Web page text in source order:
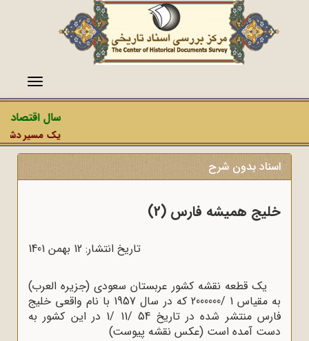
منو
سال اقتصاد
یک مسیر
اسناد بدون شرح
خلیج همیشه فارس (2)
تاریخ انتشار: 12 بهمن 1401
یک قطعه نقشه کشور عربستان سعودی (جزیره العرب)
به مقیاس 1 /2000000 که در سال 1957 با نام واقعی خلیج
فارس منتشر شده در تاریخ 54 /11 /1 در این کشور به
دست آمده است (عکس نقشه پیوست)